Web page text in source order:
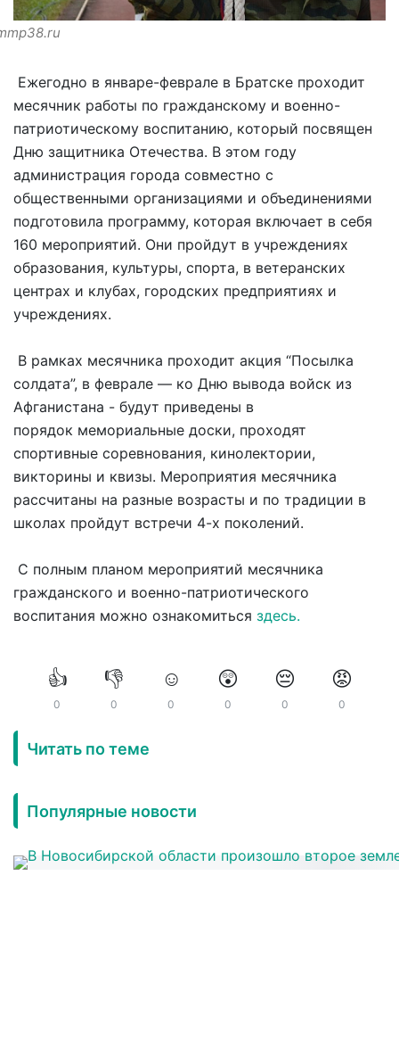
Ежегодно в январе-феврале в Братске проходит
месячник работы по гражданскому и военно-
патриотическому воспитанию, который посвящен
Дню защитника Отечества. В этом году
администрация города совместно с
общественными организациями и объединениями
подготовила программу, которая включает в себя
160 мероприятий. Они пройдут в учреждениях
образования, культуры, спорта, в ветеранских
центрах и клубах, городских предприятиях и
учреждениях.
В рамках месячника проходит акция “Посылка
солдата”, в феврале — ко Дню вывода войск из
Афганистана - будут приведены в
порядок мемориальные доски, проходят
спортивные соревнования, кинолектории,
викторины и квизы. Мероприятия месячника
рассчитаны на разные возрасты и по традиции в
школах пройдут встречи 4-х поколений.
С полным планом мероприятий месячника
гражданского и военно-патриотического
воспитания можно ознакомиться здесь.
👍
0
👎
0
☺️
0
😲
0
😔
0
😡
0
Читать по теме
Популярные новости